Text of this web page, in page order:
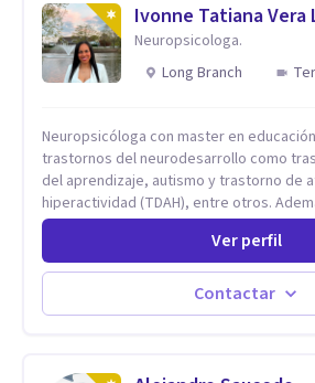
Ivonne Tatiana Vera
Neuropsicologa.
Long Branch
Neuropsicóloga con master en
trastornos del neurodesarrollo como
del aprendizaje, autismo y trastorno de atención con
hiperactividad (TDAH), entre otros.
depresión, ansiedad y demás conflictos
tipo de terapia para mi lo más
trabajo no solo con mis pacientes sino
núcleo familiar, social, académico. El
Ver perfil
Contactar